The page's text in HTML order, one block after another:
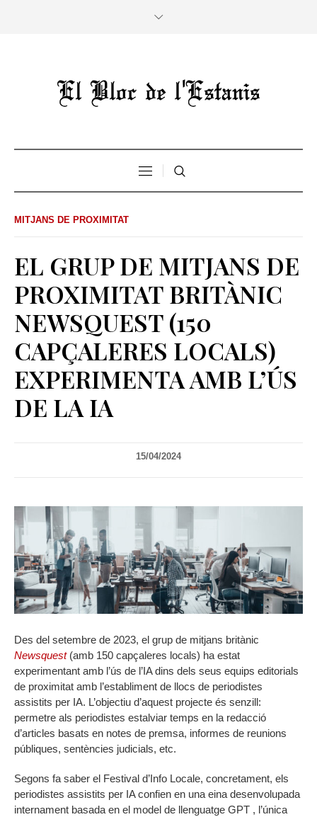
MITJANS DE PROXIMITAT
EL GRUP DE MITJANS DE
PROXIMITAT BRITÀNIC
NEWSQUEST (150
CAPÇALERES LOCALS)
EXPERIMENTA AMB L’ÚS
DE LA IA
15/04/2024
Des del setembre de 2023, el grup de mitjans britànic
Newsquest(amb 150 capçaleres locals) ha estat
experimentant amb l’ús de l’IA dins dels seus equips editorials
de proximitat amb l’establiment de llocs de periodistes
assistits per IA. L’objectiu d’aquest projecte és senzill:
permetre als periodistes estalviar temps en la redacció
d’articles basats en notes de premsa, informes de reunions
públiques, sentències judicials, etc.
Segons fa saber el Festival d’Info Locale, concretament, els
periodistes assistits per IA confien en una eina desenvolupada
internament basada en el model de llenguatge GPT , l’única